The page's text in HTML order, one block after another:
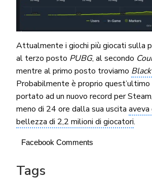
Attualmente i giochi più giocati sulla
al terzo posto PUBG, al secondo
mentre al primo posto troviamo
Probabilmente è proprio quest’ultimo
portato ad un nuovo record per
meno di 24 ore dalla sua uscita
bellezza di 2,2 milioni di giocatori.
Facebook Comments
Tags